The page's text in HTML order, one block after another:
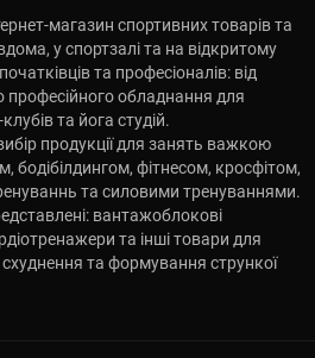
магазин спортивних товарів та
у спортзалі та на відкритому
та професіоналів: від
професійного обладнання для
та йога студій.
продукції для занять важкою
бодібілдингом, фітнесом, кросфітом,
та силовими тренуваннями.
вантажоблокові
та інші товари для
та формування стрункої